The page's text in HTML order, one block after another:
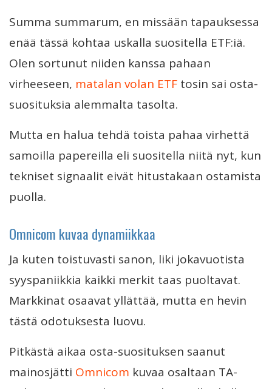
Summa summarum, en missään tapauksessa
enää tässä kohtaa uskalla suositella ETF:iä.
Olen sortunut niiden kanssa pahaan
virheeseen, matalan volan ETF tosin sai osta-
suosituksia alemmalta tasolta.
Mutta en halua tehdä toista pahaa virhettä
samoilla papereilla eli suositella niitä nyt, kun
tekniset signaalit eivät hitustakaan ostamista
puolla.
Omnicom kuvaa dynamiikkaa
Ja kuten toistuvasti sanon, liki jokavuotista
syyspaniikkia kaikki merkit taas puoltavat.
Markkinat osaavat yllättää, mutta en hevin
tästä odotuksesta luovu.
Pitkästä aikaa osta-suosituksen saanut
mainosjätti Omnicom kuvaa osaltaan TA-